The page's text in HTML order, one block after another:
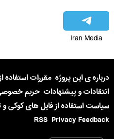
Iran Media
درباره ی این پروژه مقررات استفاده
انتقادات و پیشنهادات حریم
سیاست استفاده از فایل های کوکی و
Privacy Feedback
RSS